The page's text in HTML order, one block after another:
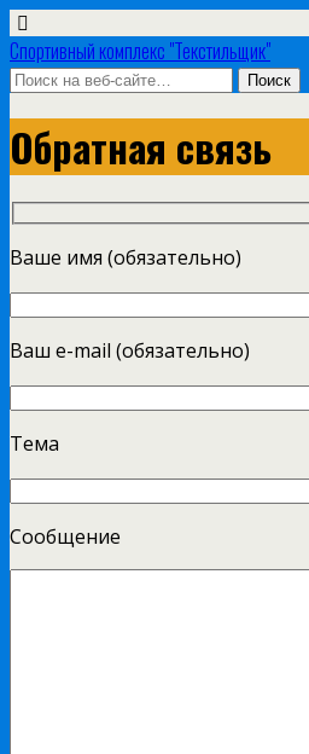
Спортивный комплекс "Текстильщик"
Обратная связь
Ваше имя (обязательно)
Ваш e-mail (обязательно)
Тема
Сообщение